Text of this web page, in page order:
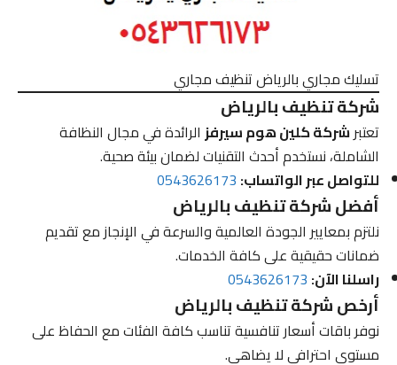
تسليك مجاري بالرياض تنظيف مجاري
شركة تنظيف بالرياض
تعتبرشركة كلين هوم سيرفزالرائدة في مجال النظافة
الشاملة، نستخدم أحدث التقنيات لضمان بيئة صحية.
للتواصل عبر الواتساب:0543626173
أفضل شركة تنظيف بالرياض
نلتزم بمعايير الجودة العالمية والسرعة في الإنجاز مع تقديم
ضمانات حقيقية على كافة الخدمات.
راسلنا الآن:0543626173
أرخص شركة تنظيف بالرياض
نوفر باقات أسعار تنافسية تناسب كافة الفئات مع الحفاظ على
مستوى احترافي لا يضاهى.